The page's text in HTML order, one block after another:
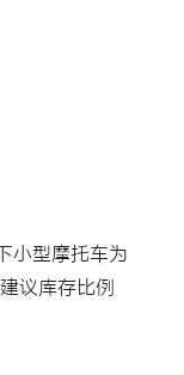
小型摩托车为
议库存比例